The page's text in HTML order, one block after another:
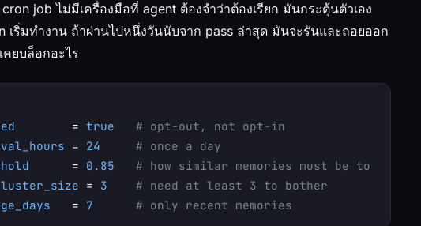
job ไม่มีเครื่องมือที่ agent ต้องจำว่าต้องเรียก มันกระตุ้นตัวเอง
ริ่มทำงาน ถ้าผ่านไปหนึ่งวันนับจาก pass ล่าสุด มันจะรันและถอยออก
คยบล็อกอะไร
        =
true
# opt-out, not opt-in
= 24
# once a day
      =
0.85
# how similar memories must be to cluster
= 3
# need at least 3 to bother
   =
7 # only recent memories